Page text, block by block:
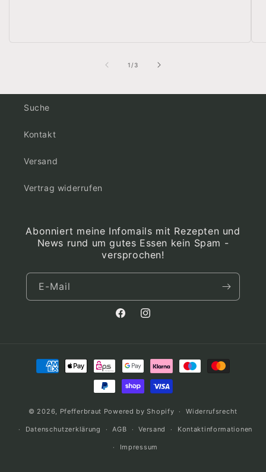
1 /von
3
Suche
Kontakt
Versand
Vertrag widerrufen
Abonniert meine Infomails mit Rezepten und
News rund um gutes Essen kein Spam -
versprochen!
E-Mail
FacebookInstagram
Zahlungsmethoden
© 2026, Pfefferbraut Powered by Shopify Widerrufsrecht
Datenschutzerklärung AGB Versand Kontaktinformationen
Impressum